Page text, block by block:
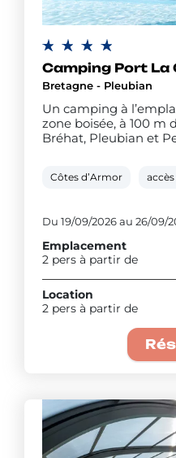
Camping Port La
Bretagne - Pleubian
Un camping à
zone boisée, à 100 m
Bréhat, Pleubian et
Côtes d’Armor
Du 19/09/2026 au 26/09/
Emplacement
2 pers à partir de
Location
2 pers à partir de